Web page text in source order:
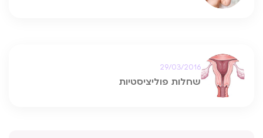
שחלות פוליציסטיות
29/03/2016